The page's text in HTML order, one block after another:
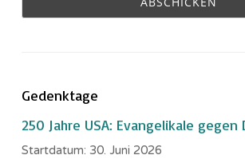
Gedenktage
250 Jahre USA: Evangelikale gegen
Startdatum: 30. Juni 2026